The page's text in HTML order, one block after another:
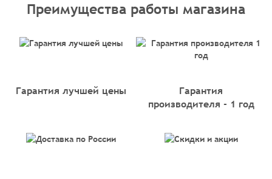
Преимущества работы магазина
Гарантия лучшей цены
Гарантия
производителя - 1 год